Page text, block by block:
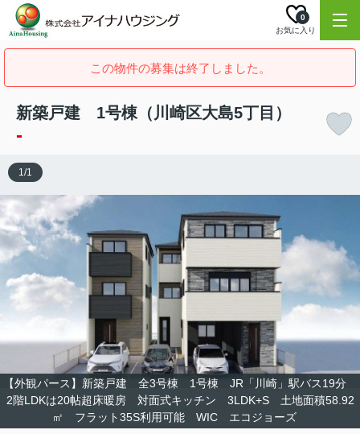
お気に入り
0
この物件の募集は終了しました。
新築戸建 1号棟（川崎区大島5丁目）
-
【外観パース】新築戸建 全3号棟 1号棟 JR「川崎」駅バス19分
2階LDKは20帖超床暖房 対面式キッチン 3LDK+S 土地面積58.92
㎡ フラット35S利用可能 WIC エコジョーズ
1/1